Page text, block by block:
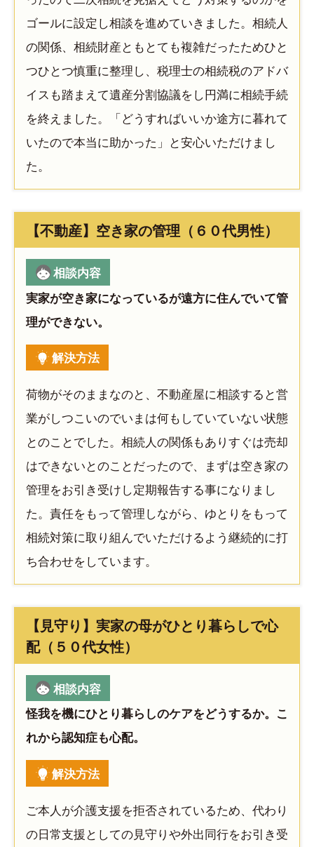
ゴールに設定し相談を進めていきました。相続人
の関係、相続財産ともとても複雑だったためひと
つひとつ慎重に整理し、税理士の相続税のアドバ
イスも踏まえて遺産分割協議をし円満に相続手続
を終えました。「どうすればいいか途方に暮れて
いたので本当に助かった」と安心いただけまし
た。
【不動産】空き家の管理（６０代男性）
相談内容
実家が空き家になっているが遠方に住んでいて管
理ができない。
解決方法
荷物がそのままなのと、不動産屋に相談すると営
業がしつこいのでいまは何もしていていない状態
とのことでした。相続人の関係もありすぐは売却
はできないとのことだったので、まずは空き家の
管理をお引き受けし定期報告する事になりまし
た。責任をもって管理しながら、ゆとりをもって
相続対策に取り組んでいただけるよう継続的に打
ち合わせをしています。
【見守り】実家の母がひとり暮らしで心
配（５０代女性）
相談内容
怪我を機にひとり暮らしのケアをどうするか。こ
れから認知症も心配。
解決方法
ご本人が介護支援を拒否されているため、代わり
の日常支援としての見守りや外出同行をお引き受